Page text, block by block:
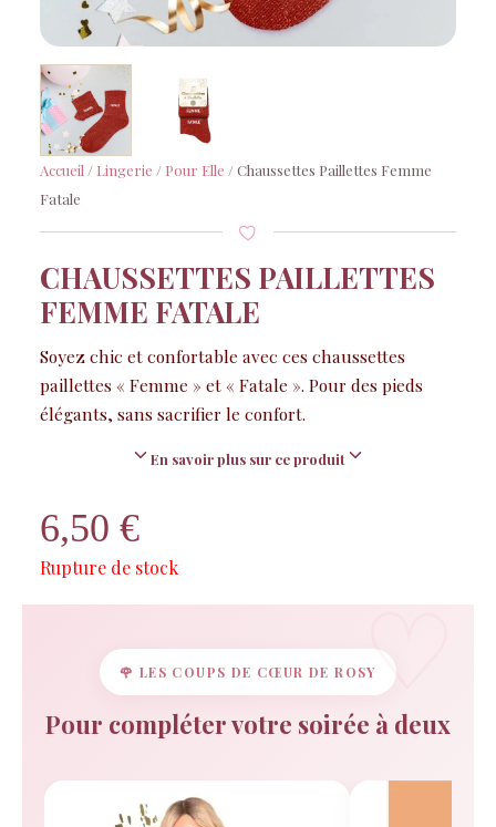
Accueil / Lingerie / Pour Elle / Chaussettes Paillettes Femme
Fatale
CHAUSSETTES PAILLETTES
FEMME FATALE
Soyez chic et confortable avec ces chaussettes
paillettes « Femme » et « Fatale ». Pour des pieds
élégants, sans sacrifier le confort.
En savoir plus sur ce produit
6,50 €
Rupture de stock
🌹 LES COUPS DE CŒUR DE ROSY
Pour compléter votre soirée à deux